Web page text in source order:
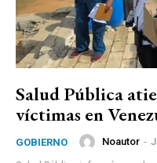
Salud Pública
víctimas en
GOBIERNO Noautor -